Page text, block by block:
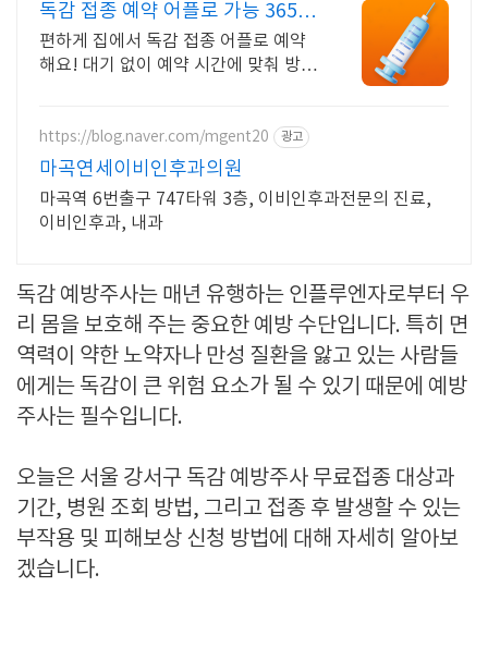
독감 접종 예약 어플로 가능 365일
24시간 진료가능
편하게 집에서 독감 접종 어플로 예약
해요! 대기 없이 예약 시간에 맞춰 방문
https://blog.naver.com/mgent20 광고
마곡연세이비인후과의원
마곡역 6번출구 747타워 3층, 이비인후과전문의 진료,
이비인후과, 내과
독감 예방주사는 매년 유행하는 인플루엔자로부터 우
리 몸을 보호해 주는 중요한 예방 수단입니다. 특히 면
역력이 약한 노약자나 만성 질환을 앓고 있는 사람들
에게는 독감이 큰 위험 요소가 될 수 있기 때문에 예방
주사는 필수입니다.
오늘은 서울 강서구 독감 예방주사 무료접종 대상과
기간, 병원 조회 방법, 그리고 접종 후 발생할 수 있는
부작용 및 피해보상 신청 방법에 대해 자세히 알아보
겠습니다.